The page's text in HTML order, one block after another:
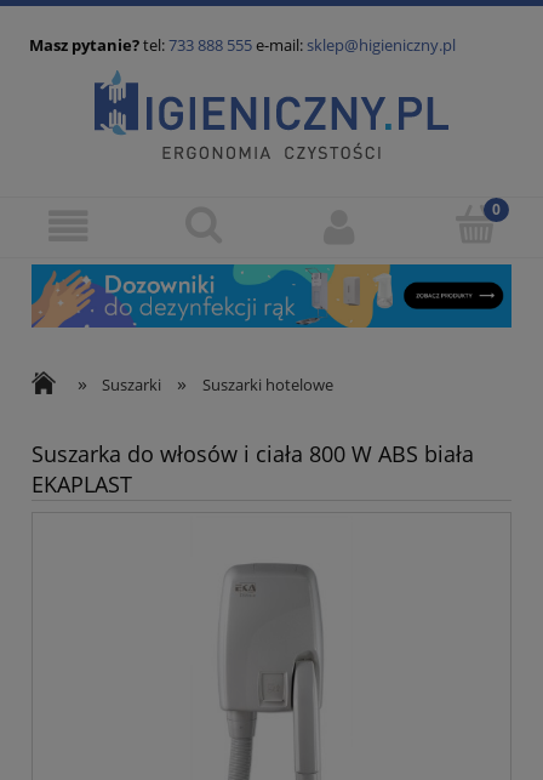
Masz pytanie?tel:733 888 555e-mail:sklep@higieniczny.pl
» Suszarki » Suszarki hotelowe
Suszarka do włosów i ciała 800 W ABS biała
EKAPLAST